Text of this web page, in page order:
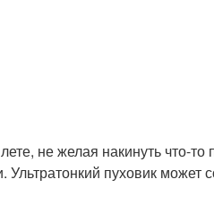
не желая накинуть что-то
пуховик может